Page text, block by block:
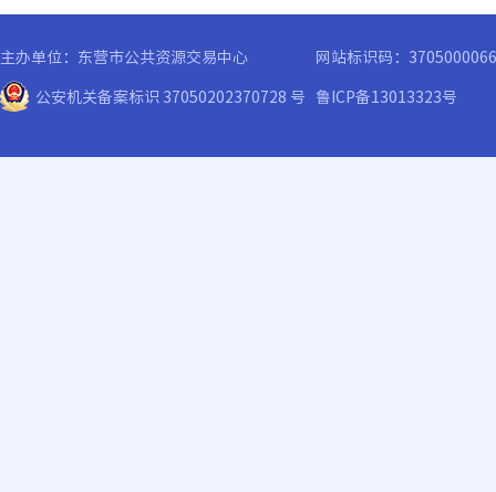
主办单位：东营市公共资源交易中心
网站标识码：3705000066
公安机关备案标识 37050202370728 号 鲁ICP备13013323号